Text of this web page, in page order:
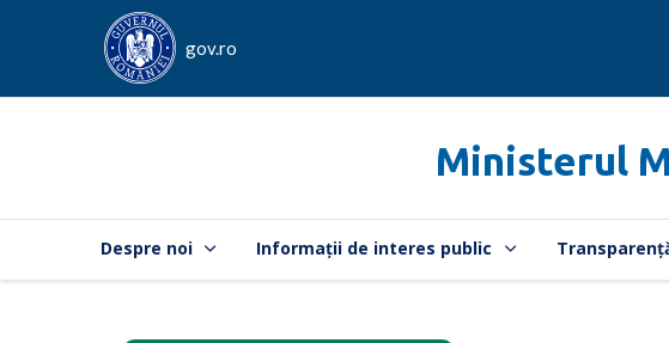
gov.ro
Ministerul
Despre noi Informații de interes public